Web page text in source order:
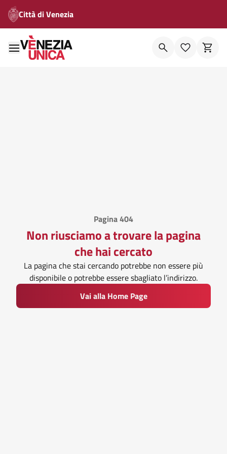
Città di Venezia
Pagina 404
Non riusciamo a trovare la pagina
che hai cercato
La pagina che stai cercando potrebbe non essere più
disponibile o potrebbe essere sbagliato l’indirizzo.
Vai alla Home Page